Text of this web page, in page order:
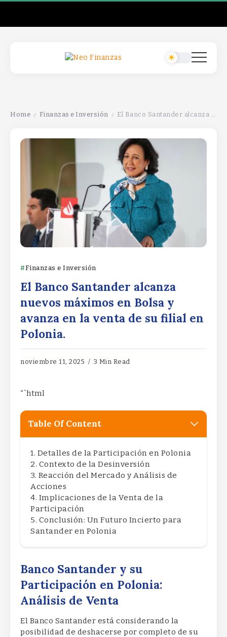
Home / Finanzas e Inversión / El Banco Santander alcanza nuevos máximos en Bolsa y avanza en la venta de su filial en Polonia.
Finanzas e Inversión
El Banco Santander alcanza
nuevos máximos en Bolsa y
avanza en la venta de su filial en
Polonia.
noviembre 11, 2025 3 Min Read
“`html
Table Of Content
Detalles de la Participación en Polonia
Contexto de la Desinversión
Reacción del Mercado y Análisis de
Acciones
Implicaciones de la Venta de la
Participación
Conclusión: Un Futuro Incierto para
Santander en Polonia
Banco Santander y su
Participación en Polonia:
Análisis de Venta
El Banco Santander está considerando la
posibilidad de deshacerse por completo de su